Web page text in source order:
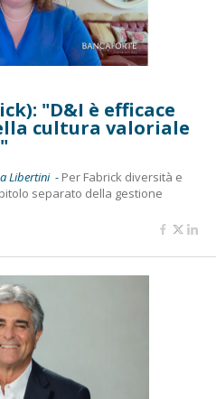
"D&I è efficace
cultura valoriale
Libertini - Per Fabrick diversità e
separato della gestione